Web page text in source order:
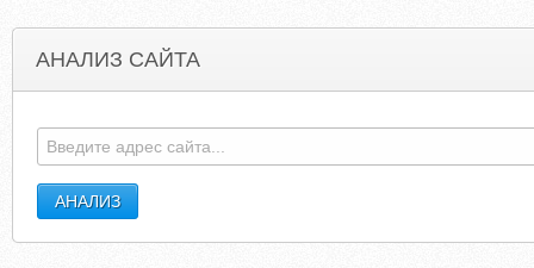
АНАЛИЗ САЙТА